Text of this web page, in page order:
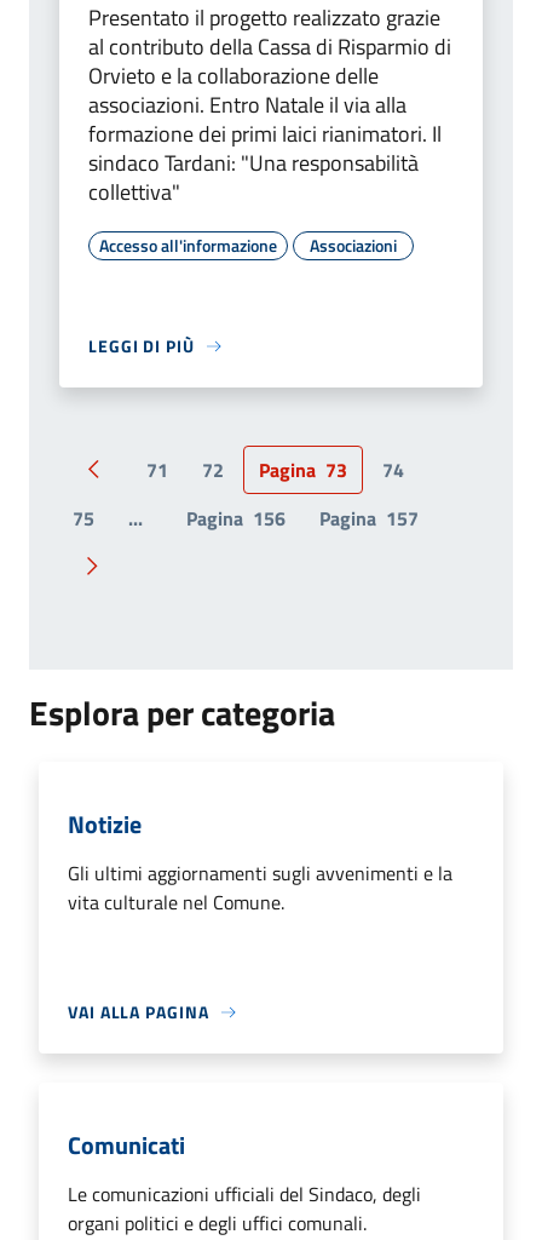
Presentato il progetto realizzato grazie
al contributo della Cassa di Risparmio di
Orvieto e la collaborazione delle
associazioni. Entro Natale il via alla
formazione dei primi laici rianimatori. Il
sindaco Tardani: "Una responsabilità
collettiva"
Accesso all'informazione Associazioni
LEGGI DI PIÙ
Pagina precedente
71 72 Pagina 73
74
75
... Pagina 156 Pagina 157
Pagina successiva
Esplora per categoria
Notizie
Gli ultimi aggiornamenti sugli avvenimenti e la
vita culturale nel Comune.
VAI ALLA PAGINA
Comunicati
Le comunicazioni ufficiali del Sindaco, degli
organi politici e degli uffici comunali.